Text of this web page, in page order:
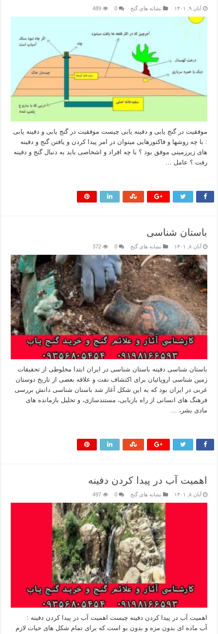
آبان ۹, ۱۴۰۱ نشانه های گنج 0
489
موفقیت در گنج یابی و دفینه یابی چیست موفقیت در گنج یابی و دفینه یابی
: با چه روشها و فاکتورهایی میتوان در امر پیدا کردن و یافتن گنج و دفینه
های زیرزمینی موفق بود ؟ با چه افراد و اشخاصی باید به دنبال گنج و دفینه
رفت ؟ عامل …
باستان شناسی
آبان ۸, ۱۴۰۱ نشانه های گنج 0
372
باستان شناسی دفینه باستان شناسی در ایران ابتدا مخلوطی از تحقیقات
زمین شناسی اروپائیان برای اکتشاف نفت و علاقه بعضی از تاریخ دوستان
غربی در ایران بود که به این شکل آغاز شد باستان شناسی دانش بررسی
فرهنگ های انسانی از راه بازیابی، مستندسازی، و تحلیل بازمانده های
مادی بشر، …
اهمیت آب در پیدا کردن دفینه
آبان ۸, ۱۴۰۱ نشانه های گنج 0
497
اهمیت آب در پیدا کردن دفینه چیست اهمیت آب در پیدا کردن دفینه :
آب ماده ای بدون مزه و بدون بو است که برای تمام شکل های حیات لازم